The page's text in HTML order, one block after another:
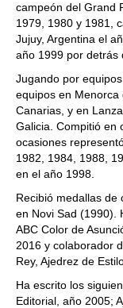
campeón del Grand
1979, 1980 y 1981,
Jujuy, Argentina el
año 1999 por detrás
Jugando por
equipos en Menorca
Canarias, y en
Galicia. Compitió en
ocasiones
1982, 1984, 1988,
en el año 1998.
Recibió medallas de
en Novi Sad (1990).
ABC Color de
2016 y colaborador
Rey, Ajedrez de
Ha escrito los
Editorial, año 2005;